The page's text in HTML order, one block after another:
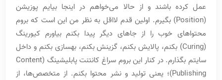
عمل کرده باشند و از حالا می‌خواهم در اینجا بیایم پوزیشن
(Position) بگیرم. اولین قدم لااقل به نظر من این است که بروم
محتواهای خوب را از جاهای دیگر پیدا بکنم بیاورم کیورینگ
(Curing) بکنم، پالایش بکنم، گزینش بکنم، بهسازی بکنم و داخل
سایتم بگذارم. در کنار این بروم سراغ کانتنت پابلیشینگ (Content
Publishing)؛ یعنی تولید و نشر محتوا بکنم. از متخصص‌ها، از